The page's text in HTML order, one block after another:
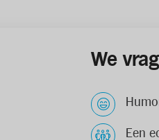
We
Een